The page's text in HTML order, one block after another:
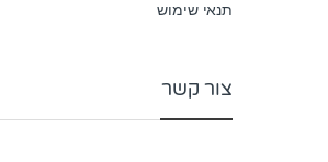
תנאי שימוש
צור קשר